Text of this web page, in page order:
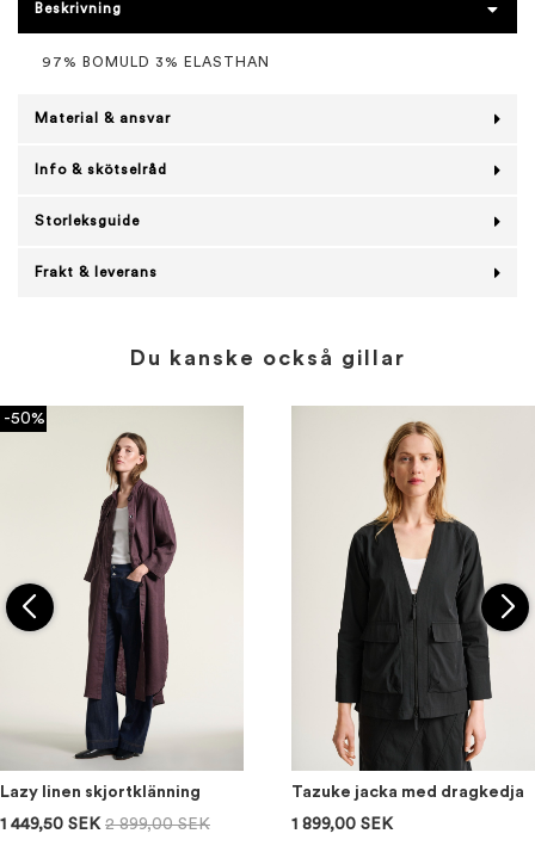
Beskrivning
97% BOMULD 3% ELASTHAN
Material & ansvar
Info & skötselråd
Storleksguide
Frakt & leverans
Du kanske också gillar
-50%
Lazy linen skjortklänning
1 449,50 SEK 2 899,00 SEK
Tazuke jacka med dragkedja
1 899,00 SEK